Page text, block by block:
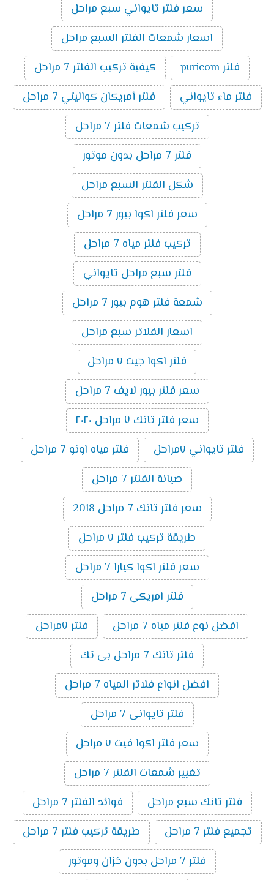
سعر فلتر تايواني سبع مراحل
اسعار شمعات الفلتر السبع مراحل
فلتر puricom
كيفية تركيب الفلتر 7 مراحل
فلتر ماء تايواني
فلتر أمريكان كواليتي 7 مراحل
تركيب شمعات فلتر 7 مراحل
فلتر 7 مراحل بدون موتور
شكل الفلتر السبع مراحل
سعر فلتر اكوا بيور 7 مراحل
تركيب فلتر مياه 7 مراحل
فلتر سبع مراحل تايواني
شمعة فلتر هوم بيور 7 مراحل
اسعار الفلاتر سبع مراحل
فلتر اكوا جيت ٧ مراحل
سعر فلتر بيور لايف 7 مراحل
سعر فلتر تانك ٧ مراحل ٢٠٢٠
فلتر تايواني ٧مراحل
فلتر مياه اونو 7 مراحل
صيانة الفلتر 7 مراحل
سعر فلتر تانك 7 مراحل 2018
طريقة تركيب فلتر ٧ مراحل
سعر فلتر اكوا كيارا 7 مراحل
فلتر امريكى 7 مراحل
افضل نوع فلتر مياه 7 مراحل
فلتر ٧مراحل
فلتر تانك 7 مراحل بى تك
افضل انواع فلاتر المياه 7 مراحل
فلتر تايوانى 7 مراحل
سعر فلتر اكوا فيت ٧ مراحل
تغيير شمعات الفلتر 7 مراحل
فلتر تانك سبع مراحل
فوائد الفلتر 7 مراحل
تجميع فلتر 7 مراحل
طريقة تركيب فلتر 7 مراحل
فلتر 7 مراحل بدون خزان وموتور